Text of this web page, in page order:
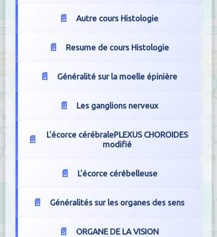
Autre cours Histologie
Resume de cours Histologie
Généralité sur la moelle épinière
Les ganglions nerveux
L'écorce cérébralePLEXUS CHOROIDES
modifié
L'écorce cérébelleuse
Généralités sur les organes des sens
ORGANE DE LA VISION